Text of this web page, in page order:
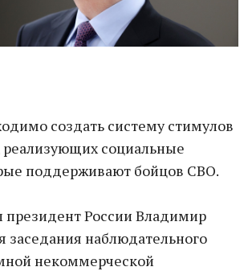
создать систему стимулов
социальные
поддерживают бойцов СВО.
президент России Владимир
заседания наблюдательного
некоммерческой